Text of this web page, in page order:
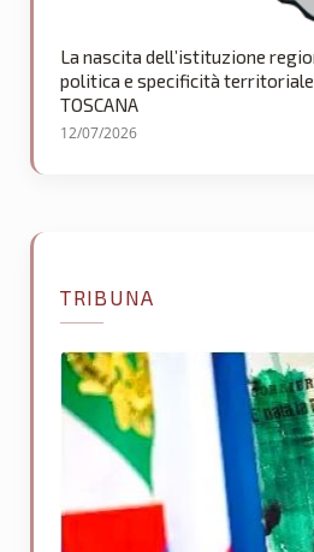
La nascita dell’istituzione
politica e specificità
TOSCANA
12/07/2026
TRIBUNA